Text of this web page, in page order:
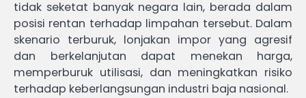
tidak seketat banyak negara lain, berada dalam
posisi rentan terhadap limpahan tersebut. Dalam
skenario terburuk, lonjakan impor yang agresif
dan berkelanjutan dapat menekan harga,
memperburuk utilisasi, dan meningkatkan risiko
terhadap keberlangsungan industri baja nasional.